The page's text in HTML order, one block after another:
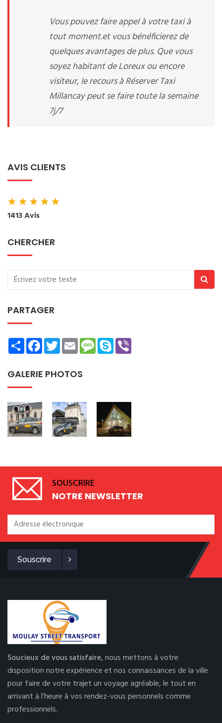
Vous pouvez faire appel à votre taxi à
tout moment.et vous bénéficierez de
quelques avantages de plus. Que vous
soyez habitant de Loreux ou encore
visiteur, le recours à Réserver Taxi
Millancay peut se faire toute la semaine
7j/7
AVIS CLIENTS
★★★★★
1413 Avis
CHERCHER
PARTAGER
ShareFacebookTwitterEmailMessage
Skype
GALERIE PHOTOS
SOUSCRIRE
NOTRE NEWSLETTER
Souscrire
Soucieux de vous satisfaire,nous mettons à votre
disposition notre expérience et nos connaissances de la ville
pour faire de votre trajet un voyage agréable, le tout en
arrivant à l’heure à vos rendez-vous personnels comme
professionnels.